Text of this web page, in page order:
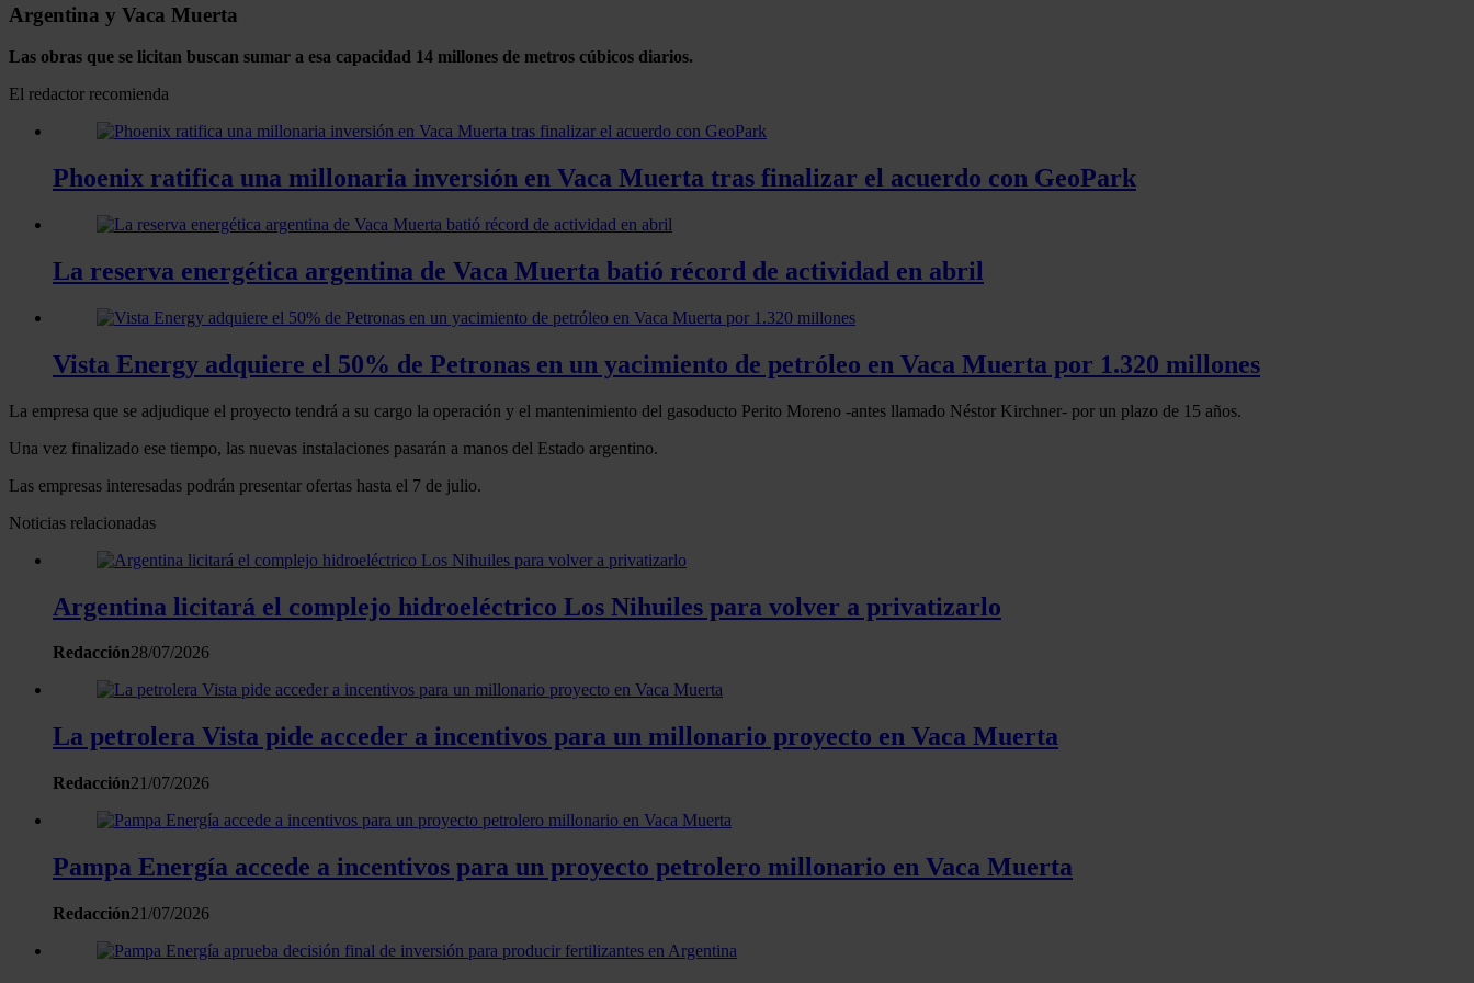
Argentina y Vaca Muerta
Las obras que se licitan buscan sumar a esa capacidad 14 millones de metros cúbicos diarios.
El redactor recomienda
Phoenix ratifica una millonaria inversión en Vaca Muerta tras finalizar el acuerdo con GeoPark
La reserva energética argentina de Vaca Muerta batió récord de actividad en abril
Vista Energy adquiere el 50% de Petronas en un yacimiento de petróleo en Vaca Muerta por 1.320 millones
La empresa que se adjudique el proyecto tendrá a su cargo la operación y el mantenimiento del gasoducto Perito Moreno -antes llamado Néstor Kirchner- por un plazo de 15 años.
Una vez finalizado ese tiempo, las nuevas instalaciones pasarán a manos del Estado argentino.
Las empresas interesadas podrán presentar ofertas hasta el 7 de julio.
Noticias relacionadas
Argentina licitará el complejo hidroeléctrico Los Nihuiles para volver a privatizarlo
Redacción28/07/2026
La petrolera Vista pide acceder a incentivos para un millonario proyecto en Vaca Muerta
Redacción21/07/2026
Pampa Energía accede a incentivos para un proyecto petrolero millonario en Vaca Muerta
Redacción21/07/2026